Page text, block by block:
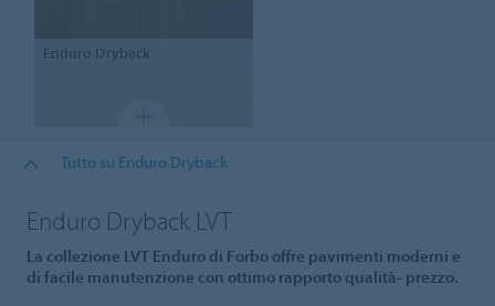
Enduro Dryback
Tutto su Enduro Dryback
Enduro Dryback LVT
La collezione LVT Enduro di Forbo offre pavimenti moderni e
di facile manutenzione con ottimo rapporto qualità- prezzo.